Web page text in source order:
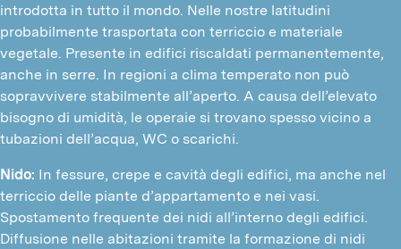
introdotta in tutto il mondo. Nelle nostre latitudini
probabilmente trasportata con terriccio e materiale
vegetale. Presente in edifici riscaldati permanentemente,
anche in serre. In regioni a clima temperato non può
sopravvivere stabilmente all’aperto. A causa dell’elevato
bisogno di umidità, le operaie si trovano spesso vicino a
tubazioni dell’acqua, WC o scarichi.
Nido: In fessure, crepe e cavità degli edifici, ma anche nel
terriccio delle piante d’appartamento e nei vasi.
Spostamento frequente dei nidi all’interno degli edifici.
Diffusione nelle abitazioni tramite la formazione di nidi